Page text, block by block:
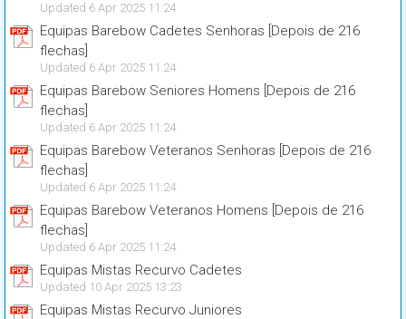
Updated 6 Apr 2025 11:24
Equipas Barebow Cadetes Senhoras [Depois de 216
flechas]
Updated 6 Apr 2025 11:24
Equipas Barebow Seniores Homens [Depois de 216
flechas]
Updated 6 Apr 2025 11:24
Equipas Barebow Veteranos Senhoras [Depois de 216
flechas]
Updated 6 Apr 2025 11:24
Equipas Barebow Veteranos Homens [Depois de 216
flechas]
Updated 6 Apr 2025 11:24
Equipas Mistas Recurvo Cadetes
Updated 10 Apr 2025 13:23
Equipas Mistas Recurvo Juniores